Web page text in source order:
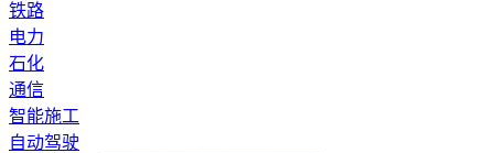
铁路
电力
石化
通信
智能施工
自动驾驶